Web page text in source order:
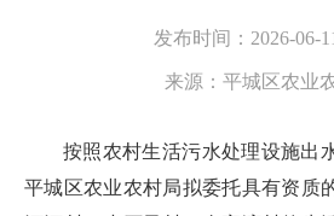
发布时间： 2026-06-
来源： 平城区农业
按照农村生活污水处理设施出
平城区农业农村局拟委托具有资质